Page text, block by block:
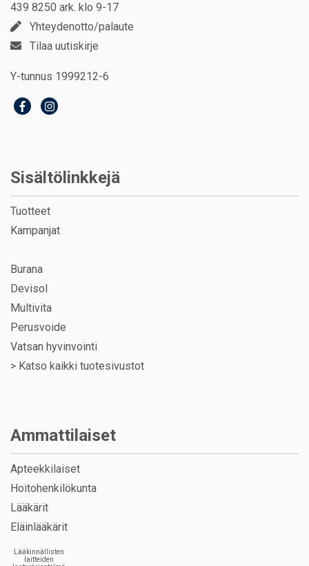
439 8250 ark. klo 9-17
Yhteydenotto/palaute
Tilaa uutiskirje
Y-tunnus 1999212-6
Sisältölinkkejä
Tuotteet
Kampanjat
Burana
Devisol
Multivita
Perusvoide
Vatsan hyvinvointi
> Katso kaikki tuotesivustot
Ammattilaiset
Apteekkilaiset
Hoitohenkilökunta
Lääkärit
Eläinlääkärit
Lääkinnällisten
laitteiden